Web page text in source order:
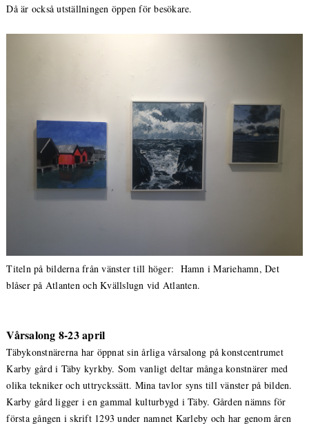
Då är också utställningen öppen för besökare.
Titeln på bilderna från vänster till höger: Hamn i Mariehamn, Det
blåser på Atlanten och Kvällslugn vid Atlanten.
Vårsalong 8-23 april
Täbykonstnärerna har öppnat sin årliga vårsalong på konstcentrumet
Karby gård i Täby kyrkby. Som vanligt deltar många konstnärer med
olika tekniker och uttryckssätt. Mina tavlor syns till vänster på bilden.
Karby gård ligger i en gammal kulturbygd i Täby. Gården nämns för
första gången i skrift 1293 under namnet Karleby och har genom åren